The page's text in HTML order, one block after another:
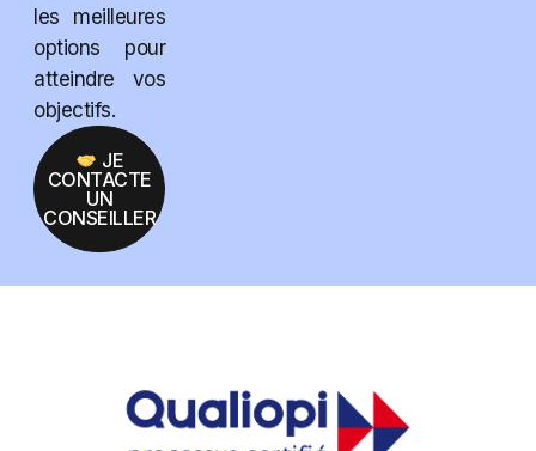
les meilleures
options pour
atteindre vos
objectifs.
JE
CONTACTE
UN
CONSEILLER